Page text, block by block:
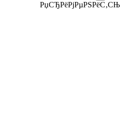
РџСЂРёРјРµРЅРёС‚СЊ